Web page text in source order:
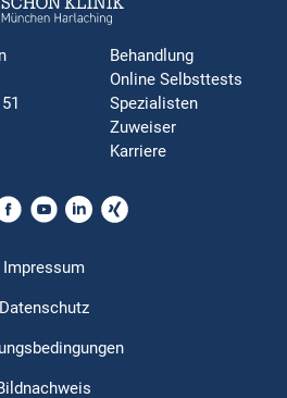
Behandlung
Online Selbsttests
Spezialisten
Zuweiser
Karriere
Impressum
Datenschutz